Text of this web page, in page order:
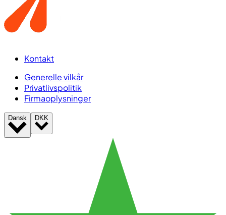
Kontakt
Generelle vilkår
Privatlivspolitik
Firmaoplysninger
Dansk DKK